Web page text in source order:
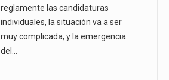
reglamente las candidaturas
individuales, la situación va a ser
muy complicada, y la emergencia
del…